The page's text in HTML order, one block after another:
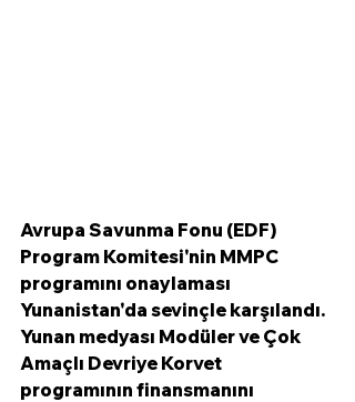
Avrupa Savunma Fonu (EDF)
Program Komitesi'nin MMPC
programını onaylaması
Yunanistan'da sevinçle karşılandı.
Yunan medyası Modüler ve Çok
Amaçlı Devriye Korvet
programının finansmanını